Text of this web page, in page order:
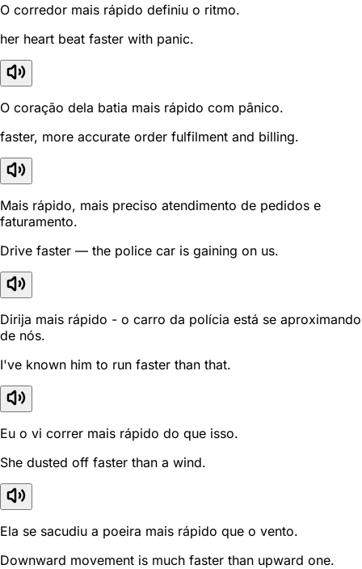
O corredor mais rápido definiu o ritmo.
her heart beat faster with panic.
O coração dela batia mais rápido com pânico.
faster, more accurate order fulfilment and billing.
Mais rápido, mais preciso atendimento de pedidos e
faturamento.
Drive faster — the police car is gaining on us.
Dirija mais rápido - o carro da polícia está se aproximando
de nós.
I've known him to run faster than that.
Eu o vi correr mais rápido do que isso.
She dusted off faster than a wind.
Ela se sacudiu a poeira mais rápido que o vento.
Downward movement is much faster than upward one.